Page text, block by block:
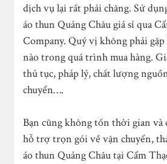
dịch vụ lại rất phải chăng. Sử
áo thun Quảng Châu giá sỉ qua
Company. Quý vị không phải
nào trong quá trình mua hàng.
thủ tục, pháp lý, chất lượng
chuyển….
Bạn cũng không tốn thời gian
hỗ trợ trọn gói về vận chuyển,
áo thun Quảng Châu tại Cẩm